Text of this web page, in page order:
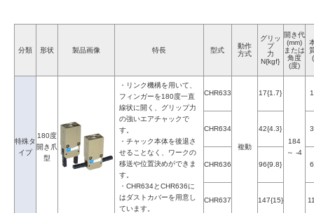
分類 形状 製品画像 特長 型式
動作
方式
グリッ
プ
力
N{kgf}
開き代
(mm)
または
角度
(度)
特殊タ
イプ
180度
開き爪
型
・リンク機構を用いて、
フィンガーを180度一直
線状に開く、グリップ力
の強いエアチャックで
す。
・チャック本体を後退さ
せることなく、ワークの
移送や位置決めができま
す。
・CHR634とCHR636に
はダストカバーを用意し
ています。
CHR633
複動
17{1.7}
184
～ -4
CHR634 42{4.3}
CHR636 96{9.8}
CHR637 147{15}